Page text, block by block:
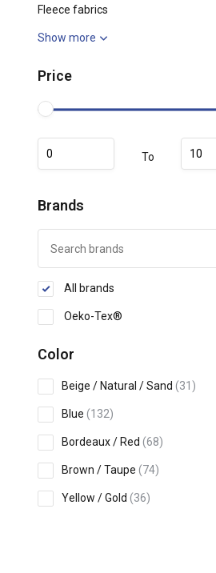
Fleece fabrics
Show more
Price
To
Brands
All brands
Oeko-Tex®
Color
Beige / Natural / Sand (31)
Blue (132)
Bordeaux / Red (68)
Brown / Taupe (74)
Yellow / Gold (36)